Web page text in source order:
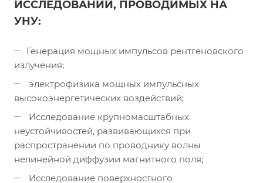
ИССЛЕДОВАНИЙ, ПРОВОДИМЫХ НА
УНУ:
Генерация мощных импульсов рентгеновского
излучения;
электрофизика мощных импульсных
высокоэнергетических воздействий;
Исследование крупномасштабных
неустойчивостей, развивающихся при
распространении по проводнику волны
нелинейной диффузии магнитного поля;
Исследование поверхностного